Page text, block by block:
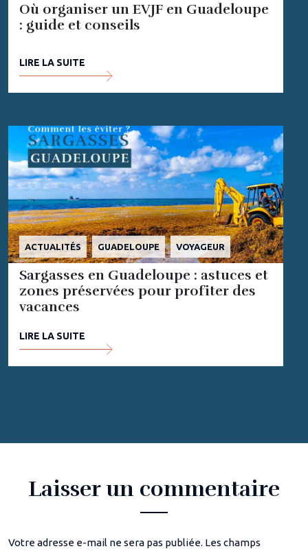
Où organiser un EVJF en Guadeloupe
: guide et conseils
LIRE LA SUITE
ACTUALITÉS GUADELOUPE VOYAGEUR
Sargasses en Guadeloupe : astuces et
zones préservées pour profiter des
vacances
LIRE LA SUITE
Laisser un commentaire
Votre adresse e-mail ne sera pas publiée. Les champs